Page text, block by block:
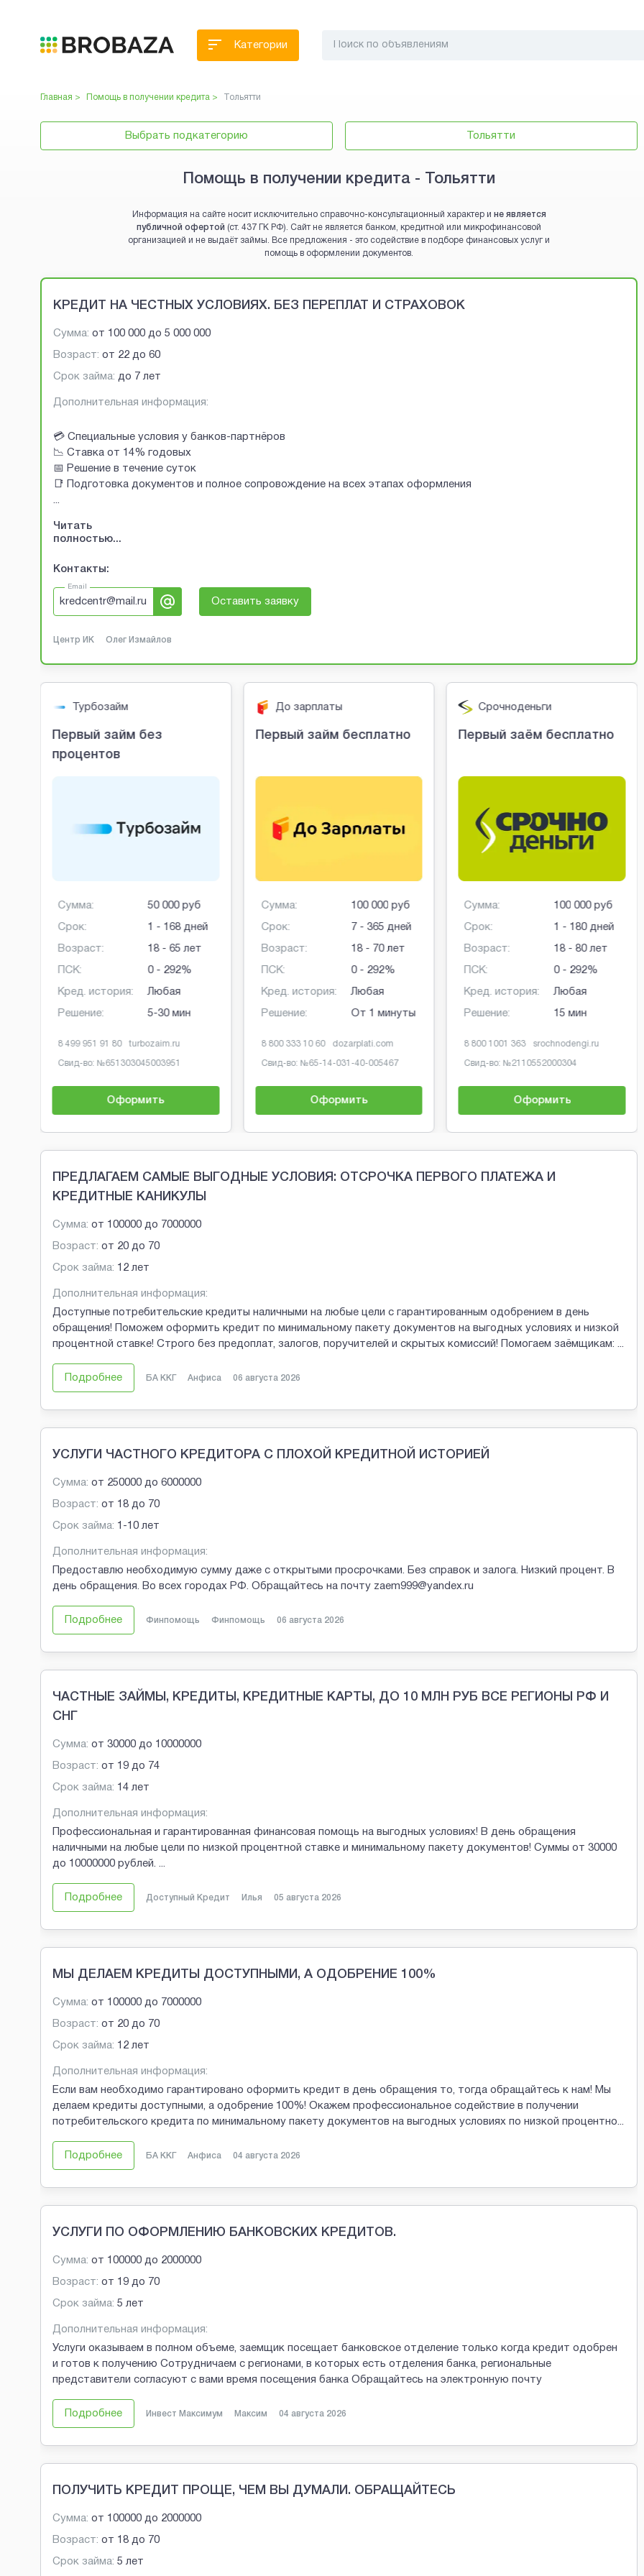
Категории
Главная > Помощь в получении кредита > Тольятти
Выбрать подкатегорию Тольятти
Помощь в получении кредита - Тольятти
Информация на сайте носит исключительно справочно-консультационный характер и не является
публичной офертой (ст. 437 ГК РФ). Сайт не является банком, кредитной или микрофинансовой
организацией и не выдаёт займы. Все предложения - это содействие в подборе финансовых услуг и
помощь в оформлении документов.
Brobaza - VIP-объявления
КРЕДИТ НА ЧЕСТНЫХ УСЛОВИЯХ. БЕЗ ПЕРЕПЛАТ И СТРАХОВОК
Сумма: от 100 000 до 5 000 000
Возраст: от 22 до 60
Срок займа: до 7 лет
Дополнительная информация:
💳 Специальные условия у банков-партнёров
📉 Ставка от 14% годовых
📅 Решение в течение суток
📑 Подготовка документов и полное сопровождение на всех этапах оформления
...
Читать
полностью...
Контакты:
Email
kredcentr@mail.ru Оставить заявку
Центр ИК Олег Измайлов
Турбозайм
Первый займ без
процентов
Сумма:
Срок:
Возраст:
ПСК:
Кред. история:
Решение:
50 000 руб
1 - 168 дней
18 - 65 лет
0 - 292%
Любая
5-30 мин
8 499 951 91 80 turbozaim.ru
Свид-во: №651303045003951
Оформить
До зарплаты
Первый займ бесплатно
Сумма:
Срок:
Возраст:
ПСК:
Кред. история:
Решение:
100 000 руб
7 - 365 дней
18 - 70 лет
0 - 292%
Любая
От 1 минуты
8 800 333 10 60 dozarplati.com
Свид-во: №65-14-031-40-005467
Оформить
Срочноденьги
Первый заём бесплатно
Сумма:
Срок:
Возраст:
ПСК:
Кред. история:
Решение:
100 000 руб
1 - 180 дней
18 - 80 лет
0 - 292%
Любая
15 мин
8 800 1001 363 srochnodengi.ru
Свид-во: №2110552000304
Оформить
Brobaza - Обычные объявления
ПРЕДЛАГАЕМ САМЫЕ ВЫГОДНЫЕ УСЛОВИЯ: ОТСРОЧКА ПЕРВОГО ПЛАТЕЖА И
КРЕДИТНЫЕ КАНИКУЛЫ
Сумма: от 100000 до 7000000
Возраст: от 20 до 70
Срок займа: 12 лет
Дополнительная информация:
Доступные потребительские кредиты наличными на любые цели с гарантированным одобрением в день
обращения! Поможем оформить кредит по минимальному пакету документов на выгодных условиях и низкой
процентной ставке! Строго без предоплат, залогов, поручителей и скрытых комиссий! Помогаем заёмщикам:
Подробнее БА ККГ Анфиса 06 августа 2026
УСЛУГИ ЧАСТНОГО КРЕДИТОРА С ПЛОХОЙ КРЕДИТНОЙ ИСТОРИЕЙ
Сумма: от 250000 до 6000000
Возраст: от 18 до 70
Срок займа: 1-10 лет
Дополнительная информация:
Предоставлю необходимую сумму даже с открытыми просрочками. Без справок и залога. Низкий процент. В
день обращения. Во всех городах РФ. Обращайтесь на почту zaem999@yandex.ru
Подробнее Финпомощь Финпомощь 06 августа 2026
ЧАСТНЫЕ ЗАЙМЫ, КРЕДИТЫ, КРЕДИТНЫЕ КАРТЫ, ДО 10 МЛН РУБ ВСЕ РЕГИОНЫ РФ И
СНГ
Сумма: от 30000 до 10000000
Возраст: от 19 до 74
Срок займа: 14 лет
Дополнительная информация:
Профессиональная и гарантированная финансовая помощь на выгодных условиях! В день обращения
наличными на любые цели по низкой процентной ставке и минимальному пакету документов! Суммы от 30000
до 10000000 рублей.
Подробнее Доступный Кредит Илья 05 августа 2026
МЫ ДЕЛАЕМ КРЕДИТЫ ДОСТУПНЫМИ, А ОДОБРЕНИЕ 100%
Сумма: от 100000 до 7000000
Возраст: от 20 до 70
Срок займа: 12 лет
Дополнительная информация:
Если вам необходимо гарантировано оформить кредит в день обращения то, тогда обращайтесь к нам! Мы
делаем кредиты доступными, а одобрение 100%! Окажем профессиональное содействие в получении
потребительского кредита по минимальному пакету документов на выгодных условиях по низкой процентно
Подробнее БА ККГ Анфиса 04 августа 2026
УСЛУГИ ПО ОФОРМЛЕНИЮ БАНКОВСКИХ КРЕДИТОВ.
Сумма: от 100000 до 2000000
Возраст: от 19 до 70
Срок займа: 5 лет
Дополнительная информация:
Услуги оказываем в полном объеме, заемщик посещает банковское отделение только когда кредит одобрен
и готов к получению Сотрудничаем с регионами, в которых есть отделения банка, региональные
представители согласуют с вами время посещения банка Обращайтесь на электронную почту
Подробнее Инвест Максимум Максим 04 августа 2026
ПОЛУЧИТЬ КРЕДИТ ПРОЩЕ, ЧЕМ ВЫ ДУМАЛИ. ОБРАЩАЙТЕСЬ
Сумма: от 100000 до 2000000
Возраст: от 18 до 70
Срок займа: 5 лет